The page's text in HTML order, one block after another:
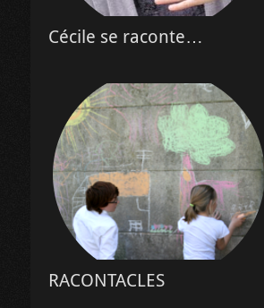
Cécile se raconte…
RACONTACLES